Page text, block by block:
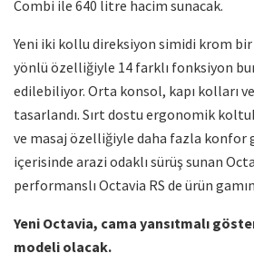
Combi ile 640 litre hacim sunacak.
Yeni iki kollu direksiyon simidi krom
yönlü özelliğiyle 14 farklı fonksiyon
edilebiliyor. Orta konsol, kapı kolları
tasarlandı. Sırt dostu ergonomik
ve masaj özelliğiyle daha fazla konfor
içerisinde arazi odaklı sürüş sunan
performanslı Octavia RS de ürün
Yeni Octavia, cama yansıtmalı
modeli olacak.